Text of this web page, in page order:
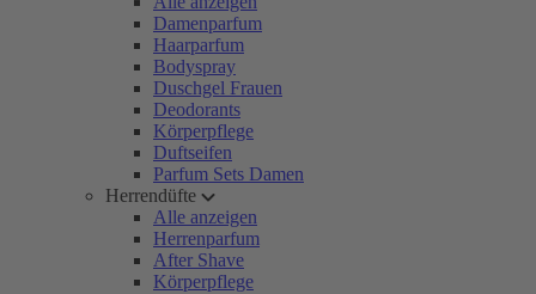
Damenparfum
Haarparfum
Bodyspray
Duschgel Frauen
Deodorants
Körperpflege
Duftseifen
Parfum Sets Damen
Herrendüfte
Alle anzeigen
Herrenparfum
After Shave
Körperpflege